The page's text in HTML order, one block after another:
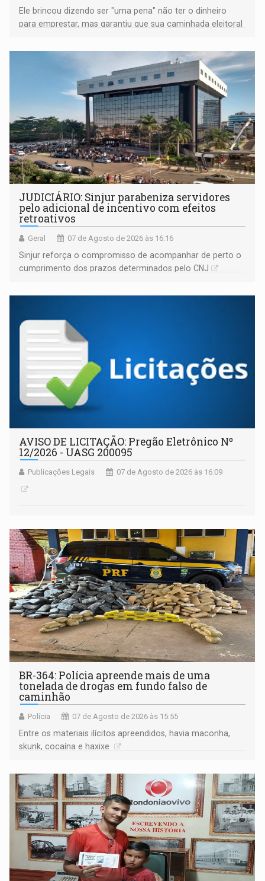
Ele brincou dizendo ser "uma pena" não ter o dinheiro
para emprestar, mas garantiu que sua caminhada eleitoral
JUDICIÁRIO: Sinjur parabeniza servidores
pelo adicional de incentivo com efeitos
retroativos
Geral 07 de Agosto de 2026 às 16:16
Sinjur reforça o compromisso de acompanhar de perto o
cumprimento dos prazos determinados pelo CNJ
AVISO DE LICITAÇÃO: Pregão Eletrônico Nº
12/2026 - UASG 200095
Publicações Legais 07 de Agosto de 2026 às 16:09
BR-364: Polícia apreende mais de uma
tonelada de drogas em fundo falso de
caminhão
Polícia 07 de Agosto de 2026 às 15:55
Entre os materiais ilícitos apreendidos, havia maconha,
skunk, cocaína e haxixe